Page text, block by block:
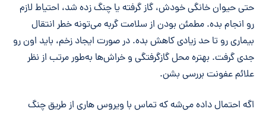
حتی حیوان خانگی خودش، گاز گرفته یا چنگ زده شد، احتیاط لازم
رو انجام بده. مطمئن بودن از سلامت گربه می‌تونه خطر انتقال
بیماری رو تا حد زیادی کاهش بده. در صورت ایجاد زخم، باید اون رو
جدی گرفت. بهتره محل گازگرفتگی و خراش‌ها به‌طور مرتب از نظر
علائم عفونت بررسی بشن.
اگه احتمال داده می‌شه که تماس با ویروس هاری از طریق چنگ